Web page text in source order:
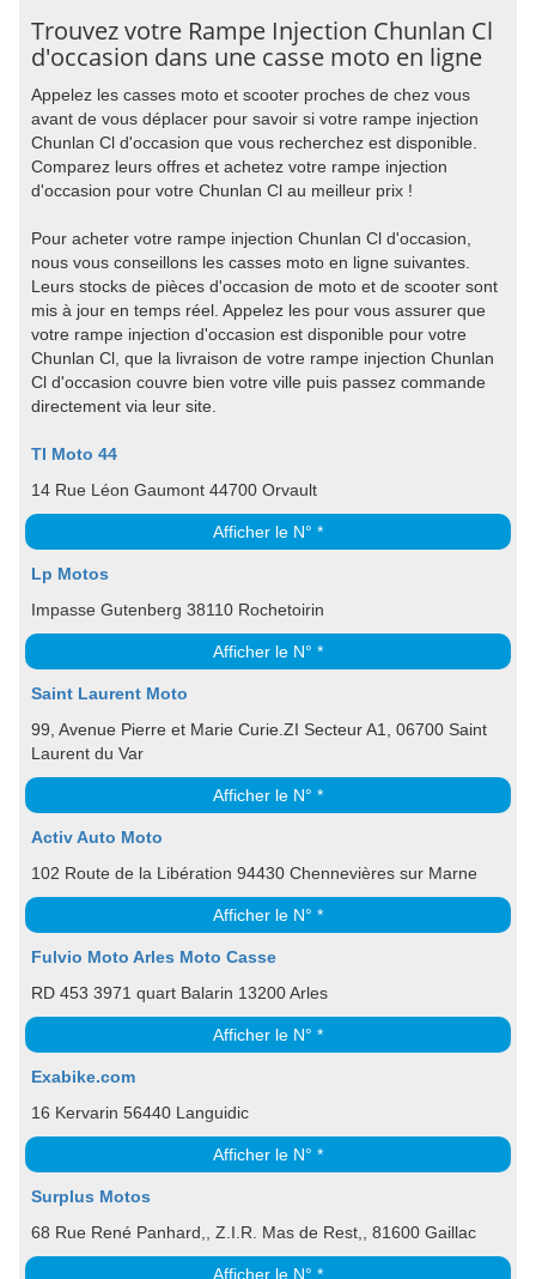
Trouvez votre Rampe Injection Chunlan Cl
d'occasion dans une casse moto en ligne
Appelez les casses moto et scooter proches de chez vous
avant de vous déplacer pour savoir si votre rampe injection
Chunlan Cl d'occasion que vous recherchez est disponible.
Comparez leurs offres et achetez votre rampe injection
d'occasion pour votre Chunlan Cl au meilleur prix !
Pour acheter votre rampe injection Chunlan Cl d'occasion,
nous vous conseillons les casses moto en ligne suivantes.
Leurs stocks de pièces d'occasion de moto et de scooter sont
mis à jour en temps réel. Appelez les pour vous assurer que
votre rampe injection d'occasion est disponible pour votre
Chunlan Cl, que la livraison de votre rampe injection Chunlan
Cl d'occasion couvre bien votre ville puis passez commande
directement via leur site.
TI Moto 44
14 Rue Léon Gaumont 44700 Orvault
Afficher le N° *
Lp Motos
Impasse Gutenberg 38110 Rochetoirin
Afficher le N° *
Saint Laurent Moto
99, Avenue Pierre et Marie Curie.ZI Secteur A1, 06700 Saint
Laurent du Var
Afficher le N° *
Activ Auto Moto
102 Route de la Libération 94430 Chennevières sur Marne
Afficher le N° *
Fulvio Moto Arles Moto Casse
RD 453 3971 quart Balarin 13200 Arles
Afficher le N° *
Exabike.com
16 Kervarin 56440 Languidic
Afficher le N° *
Surplus Motos
68 Rue René Panhard,, Z.I.R. Mas de Rest,, 81600 Gaillac
Afficher le N° *